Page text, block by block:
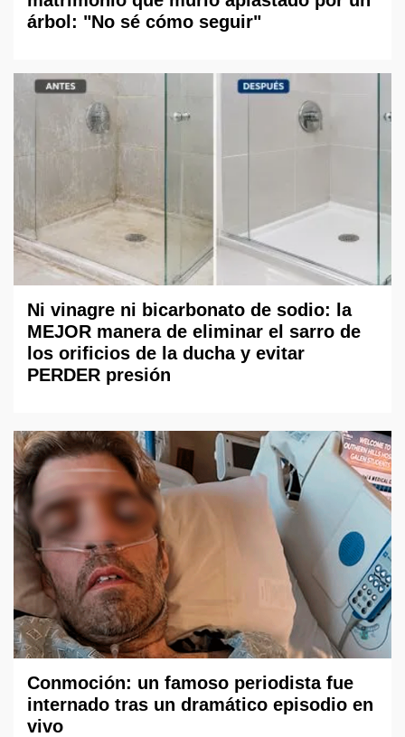
árbol: "No sé cómo seguir"
Ni vinagre ni bicarbonato de sodio: la
MEJOR manera de eliminar el sarro de
los orificios de la ducha y evitar
PERDER presión
Conmoción: un famoso periodista fue
internado tras un dramático episodio en
vivo